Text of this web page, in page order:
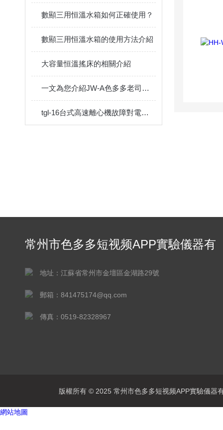
數顯三用恒溫水箱如何正確使用？
數顯三用恒溫水箱的使用方法介紹
大容量恒溫搖床的相關介紹
一文為您介紹JW-A色多多老司机视频APP下载的使用方法
tgl-16台式高速離心機故障對電源的影響
常州市色多多短视频APP實驗儀器有
地址：江蘇省常州市金壇區金湖路29號
郵箱：841475174@qq.com
傳真：0519-82328967
版權所有 © 2025 常州市色多多短视频APP實驗儀
網站地圖